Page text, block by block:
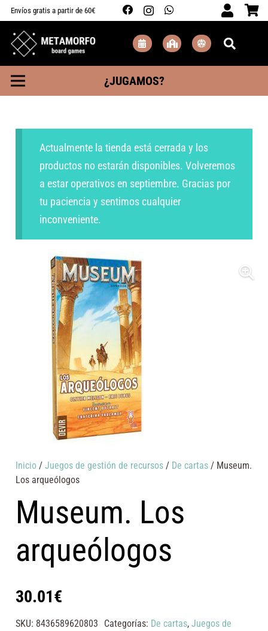
Envíos gratis a partir de 60€
¿JUGAMOS?
Actualmente la tienda está cerrada y los
productos no estarán disponibles. Volveremos
a estar operativos en septiembre. Gracias por
tu paciencia y sentimos cualquier
inconveniente.
Inicio /Juegos de gestión de recursos / De cartas / Museum.
Los arqueólogos
Museum. Los
arqueólogos
30.01€
SKU: 8436589620803 Categorías: De cartas, Juegos de